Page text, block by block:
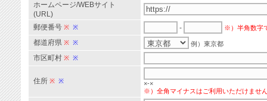
ホームページ/WEBサイト
(URL)
郵便番号 ※ ※ - ※）半角数字
都道府県 ※ ※ 例）東京都
市区町村 ※ ※
住所 ※ ※
×-×
※）全角マイナスはご利用いただけませ